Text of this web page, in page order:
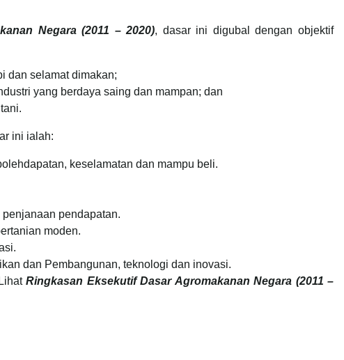
Negara (2011 – 2020), dasar ini digubal dengan objektif
dan selamat dimakan;
yang berdaya saing dan mampan; dan
ini ialah:
keselamatan dan mampu beli.
pendapatan.
moden.
dan Pembangunan, teknologi dan inovasi.
Ringkasan Eksekutif Dasar Agromakanan Negara (2011 –